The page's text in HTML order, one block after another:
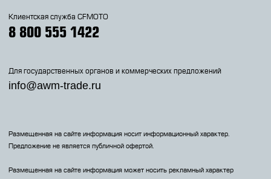
Клиентская служба CFMOTO
8 800 555 1422
Для государственных органов и коммерческих предложений
info@awm-trade.ru
Размещенная на сайте информация носит информационный характер.
Предложение не является публичной офертой.
Размещенная на сайте информация может носить рекламный характер